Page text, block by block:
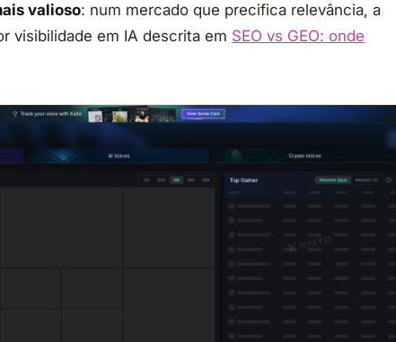
valioso: num mercado que precifica relevância, a
visibilidade em IA descrita em SEO vs GEO: onde